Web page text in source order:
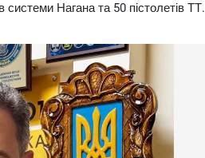
Нагана та 50 пістолетів ТТ.